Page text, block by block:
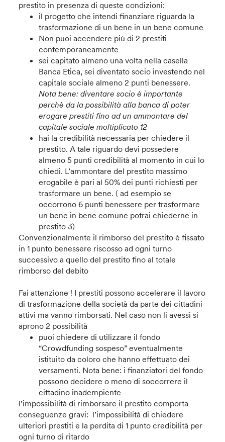
prestito in presenza di queste condizioni:
il progetto che intendi finanziare riguarda la
trasformazione di un bene in un bene comune
Non puoi accendere più di 2 prestiti
contemporaneamente
sei capitato almeno una volta nella casella
Banca Etica, sei diventato socio investendo nel
capitale sociale almeno 2 punti benessere.
Nota bene: diventare socio è importante
perchè da la possibilità alla banca di poter
erogare prestiti fino ad un ammontare del
capitale sociale moltiplicato 12
hai la credibilità necessaria per chiedere il
prestito. A tale riguardo devi possedere
almeno 5 punti credibilità al momento in cui lo
chiedi. L’ammontare del prestito massimo
erogabile è pari al 50% dei punti richiesti per
trasformare un bene. ( ad esempio se
occorrono 6 punti benessere per trasformare
un bene in bene comune potrai chiederne in
prestito 3)
Convenzionalmente il rimborso del prestito è fissato
in 1 punto benessere riscosso ad ogni turno
successivo a quello del prestito fino al totale
rimborso del debito
Fai attenzione ! I prestiti possono accelerare il lavoro
di trasformazione della società da parte dei cittadini
attivi ma vanno rimborsati. Nel caso non li avessi si
aprono 2 possibilità
puoi chiedere di utilizzare il fondo
“Crowdfunding sospeso” eventualmente
istituito da coloro che hanno effettuato dei
versamenti. Nota bene: i finanziatori del fondo
possono decidere o meno di soccorrere il
cittadino inadempiente
l’impossibilità di rimborsare il prestito comporta
conseguenze gravi: l’impossibilità di chiedere
ulteriori prestiti e la perdita di 1 punto credibilità per
ogni turno di ritardo